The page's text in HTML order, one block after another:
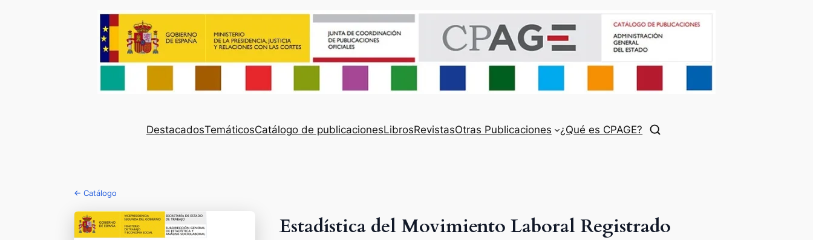
DestacadosTemáticosCatálogo de publicacionesLibrosRevistasOtras Publicaciones ¿Qué es CPAGE?
← Catálogo
Estadística del Movimiento Laboral Registrado